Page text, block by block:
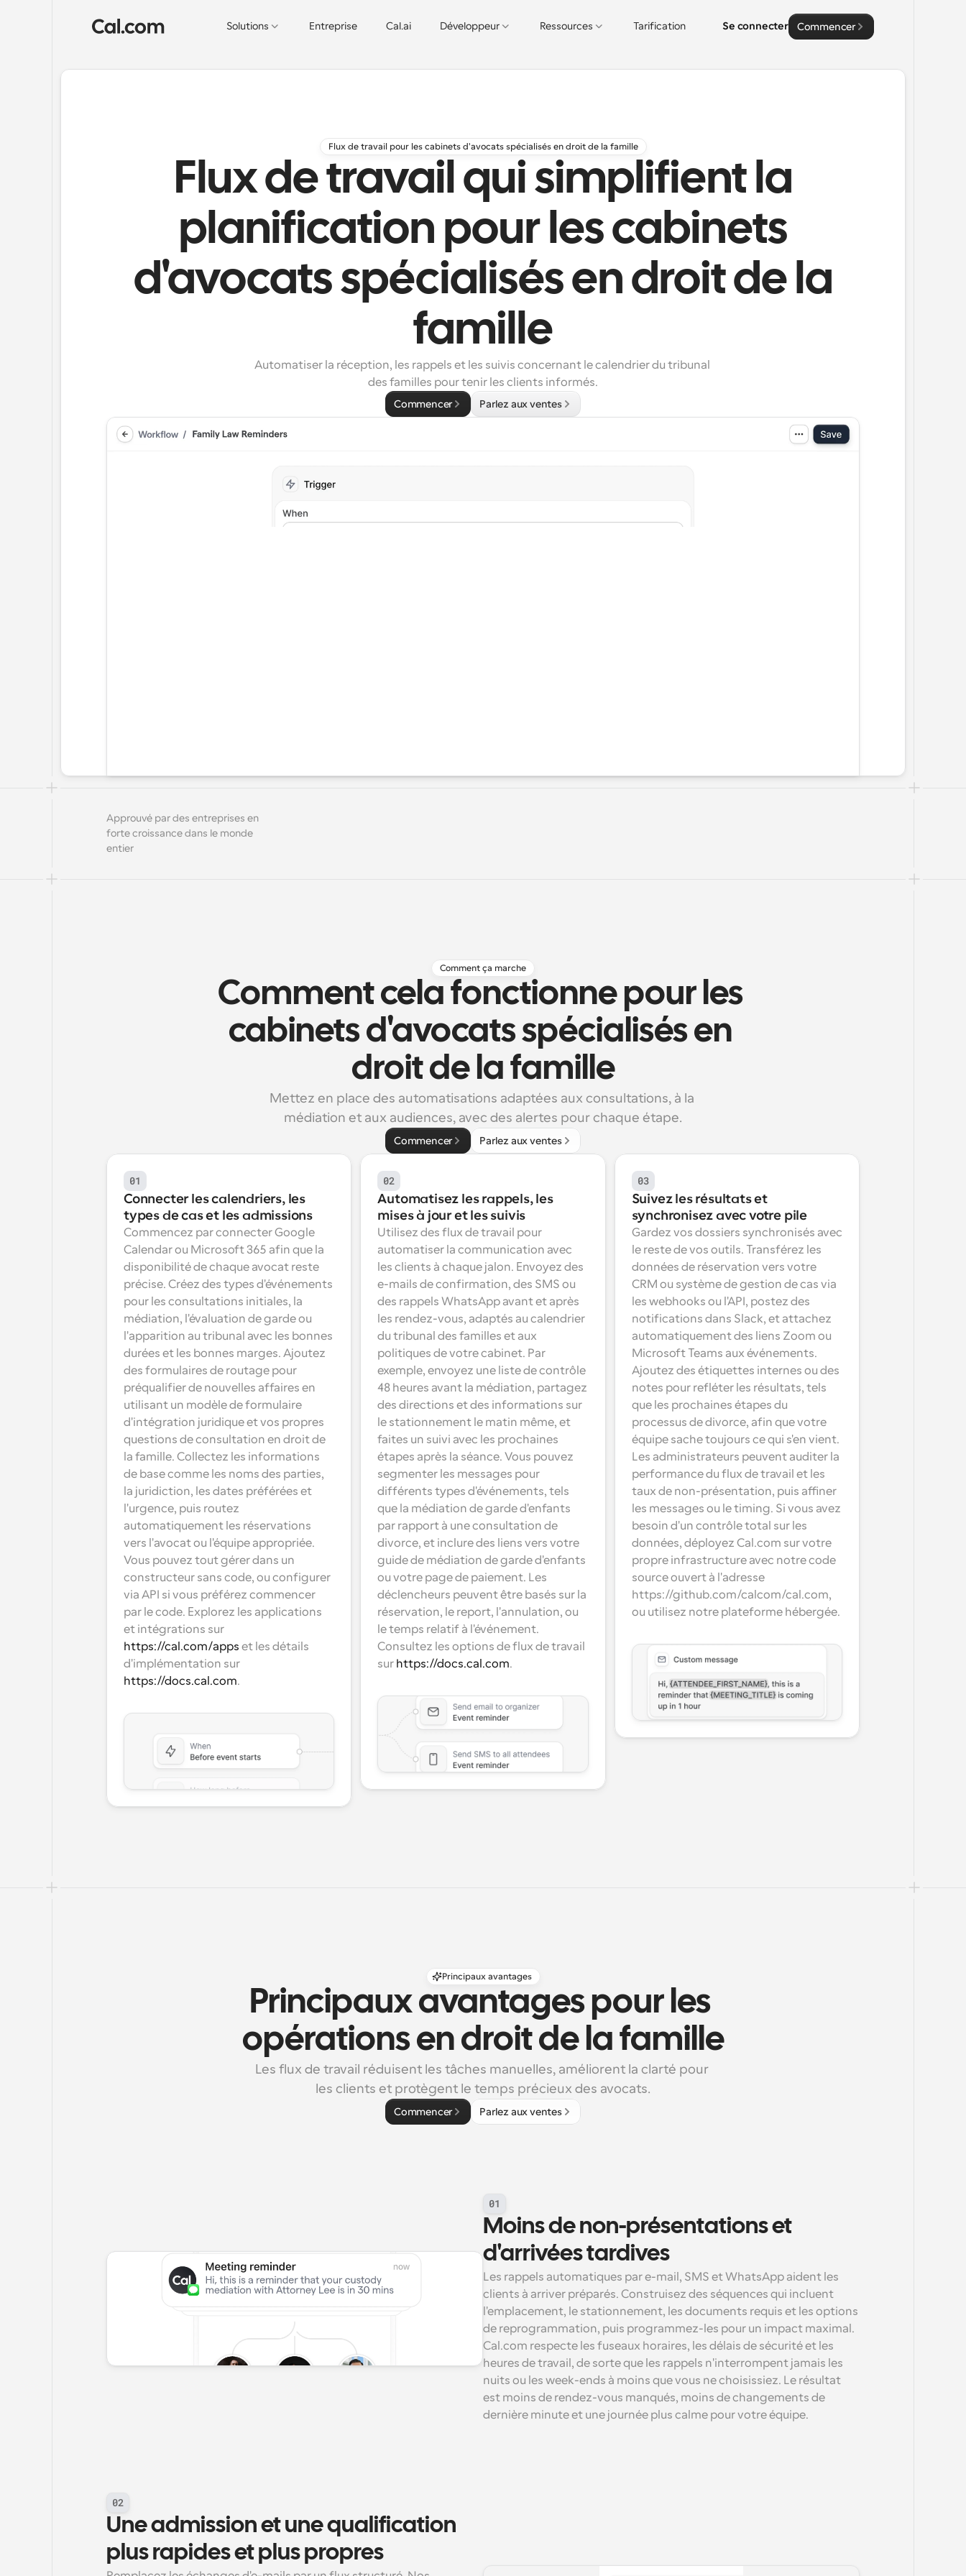
Solutions Entreprise Cal.ai Développeur Ressources Tarification Se connecter Commencer
Flux de travail pour les cabinets d'avocats spécialisés en droit de la famille
Flux de travail qui simplifient la
planification pour les cabinets
d'avocats spécialisés en droit de la
famille
Automatiser la réception, les rappels et les suivis concernant le calendrier du tribunal
des familles pour tenir les clients informés.
Commencer Parlez aux ventes
Approuvé par des entreprises en
forte croissance dans le monde
entier
Comment ça marche
Comment cela fonctionne pour les
cabinets d'avocats spécialisés en
droit de la famille
Mettez en place des automatisations adaptées aux consultations, à la
médiation et aux audiences, avec des alertes pour chaque étape.
Commencer Parlez aux ventes
01
Connecter les calendriers, les
types de cas et les admissions
Commencez par connecter Google
Calendar ou Microsoft 365 afin que la
disponibilité de chaque avocat reste
précise. Créez des types d'événements
pour les consultations initiales, la
médiation, l'évaluation de garde ou
l'apparition au tribunal avec les bonnes
durées et les bonnes marges. Ajoutez
des formulaires de routage pour
préqualifier de nouvelles affaires en
utilisant un modèle de formulaire
d'intégration juridique et vos propres
questions de consultation en droit de
la famille. Collectez les informations
de base comme les noms des parties,
la juridiction, les dates préférées et
l'urgence, puis routez
automatiquement les réservations
vers l'avocat ou l'équipe appropriée.
Vous pouvez tout gérer dans un
constructeur sans code, ou configurer
via API si vous préférez commencer
par le code. Explorez les applications
https://cal.com/apps et les détails
https://docs.cal.com.
02
Automatisez les rappels, les
mises à jour et les suivis
Utilisez des flux de travail pour
automatiser la communication avec
les clients à chaque jalon. Envoyez des
e-mails de confirmation, des SMS ou
des rappels WhatsApp avant et après
les rendez-vous, adaptés au calendrier
du tribunal des familles et aux
politiques de votre cabinet. Par
exemple, envoyez une liste de contrôle
48 heures avant la médiation, partagez
des directions et des informations sur
le stationnement le matin même, et
faites un suivi avec les prochaines
étapes après la séance. Vous pouvez
segmenter les messages pour
différents types d'événements, tels
que la médiation de garde d'enfants
par rapport à une consultation de
divorce, et inclure des liens vers votre
guide de médiation de garde d'enfants
ou votre page de paiement. Les
déclencheurs peuvent être basés sur la
réservation, le report, l'annulation, ou
le temps relatif à l'événement.
Consultez les options de flux de travail
sur https://docs.cal.com.
03
Suivez les résultats et
synchronisez avec votre pile
Gardez vos dossiers synchronisés avec
le reste de vos outils. Transférez les
données de réservation vers votre
CRM ou système de gestion de cas via
les webhooks ou l'API, postez des
notifications dans Slack, et attachez
automatiquement des liens Zoom ou
Microsoft Teams aux événements.
Ajoutez des étiquettes internes ou des
notes pour refléter les résultats, tels
que les prochaines étapes du
processus de divorce, afin que votre
équipe sache toujours ce qui s'en vient.
Les administrateurs peuvent auditer la
performance du flux de travail et les
taux de non-présentation, puis affiner
les messages ou le timing. Si vous avez
besoin d'un contrôle total sur les
données, déployez Cal.com sur votre
propre infrastructure avec notre code
source ouvert à l'adresse
https://github.com/calcom/cal.com,
ou utilisez notre plateforme hébergée.
Principaux avantages
Principaux avantages pour les
opérations en droit de la famille
Les flux de travail réduisent les tâches manuelles, améliorent la clarté pour
les clients et protègent le temps précieux des avocats.
Commencer Parlez aux ventes
01
Moins de non-présentations et
d'arrivées tardives
Les rappels automatiques par e-mail, SMS et WhatsApp aident les
clients à arriver préparés. Construisez des séquences qui incluent
l'emplacement, le stationnement, les documents requis et les options
de reprogrammation, puis programmez-les pour un impact maximal.
Cal.com respecte les fuseaux horaires, les délais de sécurité et les
heures de travail, de sorte que les rappels n'interrompent jamais les
nuits ou les week-ends à moins que vous ne choisissiez. Le résultat
est moins de rendez-vous manqués, moins de changements de
dernière minute et une journée plus calme pour votre équipe.
02
Une admission et une qualification
plus rapides et plus propres